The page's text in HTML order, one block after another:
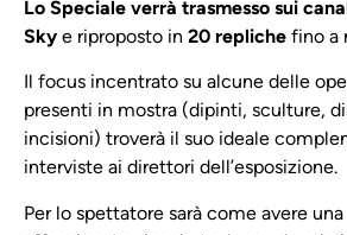
Lo Speciale verrà trasmesso sui
Sky e riproposto in 20 repliche fino a
Il focus incentrato su alcune delle
presenti in mostra (dipinti, sculture,
incisioni) troverà il suo ideale
interviste ai direttori dell’esposizione.
Per lo spettatore sarà come avere